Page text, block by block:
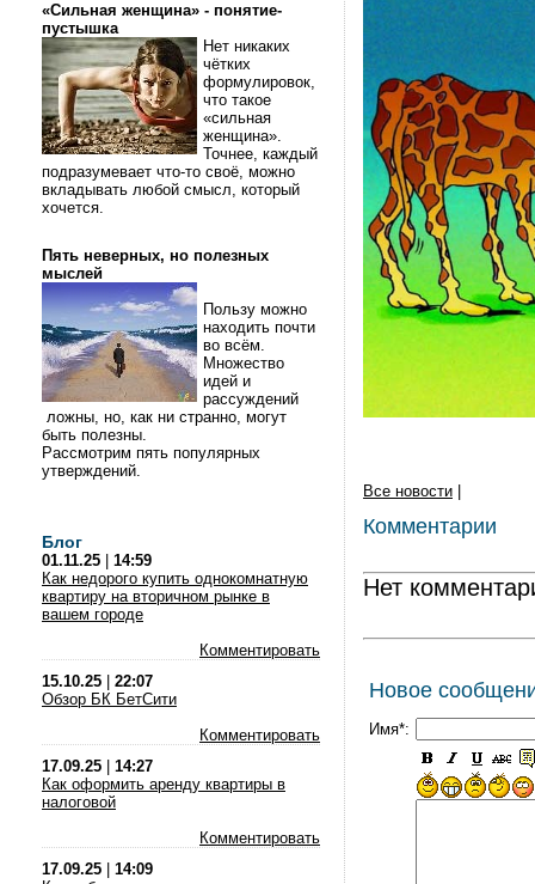
«Сильная женщина» - понятие-
пустышка
Нет никаких
чётких
формулировок,
что такое
«сильная
женщина».
Точнее, каждый
подразумевает что-то своё, можно
вкладывать любой смысл, который
хочется.
Пять неверных, но полезных
мыслей
Пользу можно
находить почти
во всём.
Множество
идей и
рассуждений
ложны, но, как ни странно, могут
быть полезны.
Рассмотрим пять популярных
утверждений.
Блог
01.11.25
14:59
Как недорого купить однокомнатную
квартиру на вторичном рынке в
вашем городе
Комментировать
15.10.25
22:07
Обзор БК БетСити
Комментировать
17.09.25
14:27
Как оформить аренду квартиры в
налоговой
Комментировать
17.09.25
14:09
Все новости
Комментарии
Нет
Новое
Имя*: